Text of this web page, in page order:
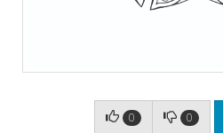
0 0